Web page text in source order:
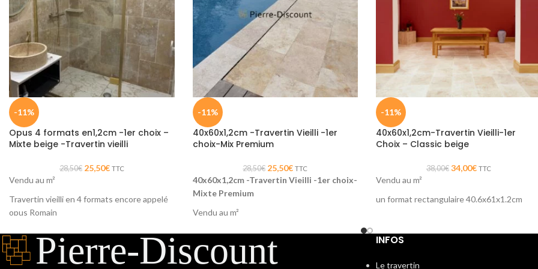
-11%
Opus 4 formats en1,2cm -1er choix –
Mixte beige -Travertin vieilli
28,50€ 25,50€ TTC
Vendu au m²
Travertin vieilli en 4 formats encore appelé
opus Romain
1er choix donc plus lisse
idéal pour l'intérieur
-11%
40x60x1,2cm -Travertin Vieilli -1er
choix-Mix Premium
28,50€ 25,50€ TTC
40x60x1,2cm -Travertin Vieilli -1er choix-
Mixte Premium
Vendu au m²
pour sublimer vos sols et en faïence sur vos
murs
-11%
40x60x1,2cm-Travertin Vieilli-1er
Choix – Classic beige
38,00€ 34,00€ TTC
Vendu au m²
un format rectangulaire 40.6x61x1.2cm
Parfait pour illuminer un intérieur. Un rendu
INFOS
Le travertin